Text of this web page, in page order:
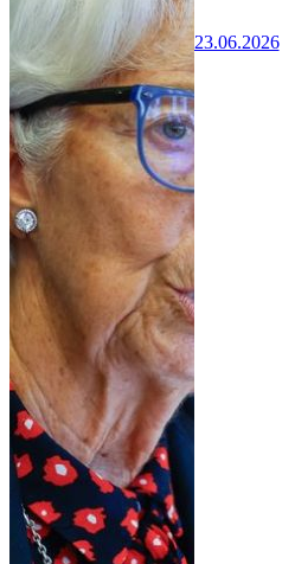
23.06.2026